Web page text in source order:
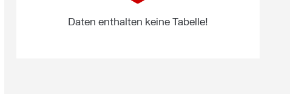
Daten enthalten keine Tabelle!